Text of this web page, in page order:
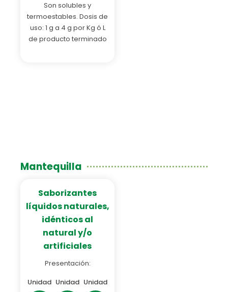
Son solubles y
termoestables. Dosis de
uso: 1 g a 4 g por Kg ó L
de producto terminado
Mantequilla
Saborizantes
líquidos naturales,
idénticos al
natural y/o
artificiales
Presentación:
Unidad Unidad Unidad